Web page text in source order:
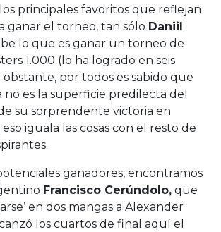
principales favoritos que reflejan
ganar el torneo, tan sólo Daniil
lo que es ganar un torneo de
1.000 (lo ha logrado en seis
obstante, por todos es sabido que
no es la superficie predilecta del
su sorprendente victoria en
iguala las cosas con el resto de
ganadores, encontramos
Francisco Cerúndolo, que
en dos mangas a Alexander
los cuartos de final aquí el